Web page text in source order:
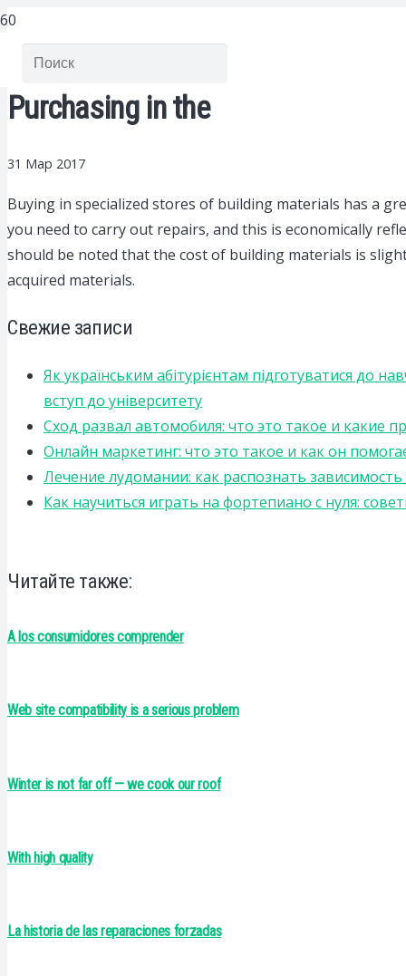
Purchasing in the
31 Мар 2017
Buying in specialized stores of building materials has a
you need to carry out repairs, and this is economically
should be noted that the cost of building materials is
acquired materials.
Свежие записи
Як українським абітурієнтам підготуватися до
вступ до університету
Сход развал автомобиля: что это такое и какие
Онлайн маркетинг: что это такое и как он
Лечение лудомании: как распознать
Как научиться играть на фортепиано с нуля:
Читайте также:
A los consumidores comprender
Web site compatibility is a serious problem
Winter is not far off — we cook our roof
With high quality
La historia de las reparaciones forzadas